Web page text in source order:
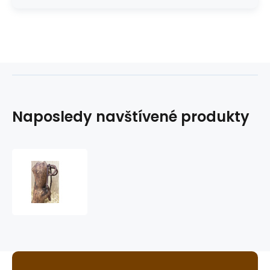
Naposledy navštívené produkty